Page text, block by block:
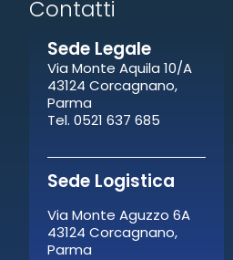
Contatti​
Sede Legale
Via Monte Aquila 10/A
43124 Corcagnano,
Parma
Tel. 0521 637 685
Sede Logistica
Via Monte Aguzzo 6A
43124 Corcagnano,
Parma